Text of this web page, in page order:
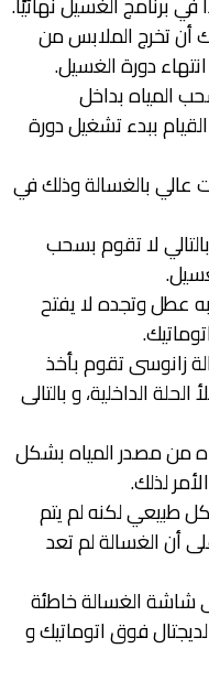
أن تخرج الملابس من
دورة الغسيل.
المياه بداخل
ببدء تشغيل دورة
بالغسالة وذلك في
لا تقوم بسحب
عطل وتجده لا يفتح
زانوسى تقوم بأخذ
الداخلية، و بالتالى
من مصدر المياه بشكل
لذلك.
طبيعي لكنه لم يتم
أن الغسالة لم تعد
شاشة الغسالة خاطئة
فوق اتوماتيك و